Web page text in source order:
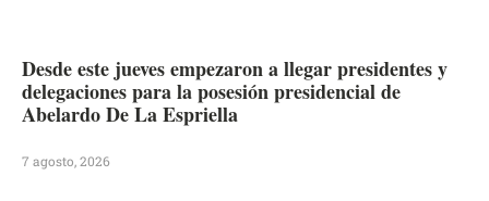
Desde este jueves empezaron a llegar presidentes y
delegaciones para la posesión presidencial de
Abelardo De La Espriella
7 agosto, 2026